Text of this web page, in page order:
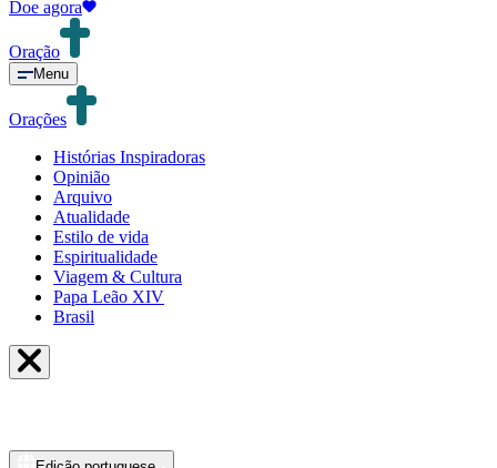
Doe agora
Oração
Menu
Orações
Histórias Inspiradoras
Opinião
Arquivo
Atualidade
Estilo de vida
Espiritualidade
Viagem & Cultura
Papa Leão XIV
Brasil